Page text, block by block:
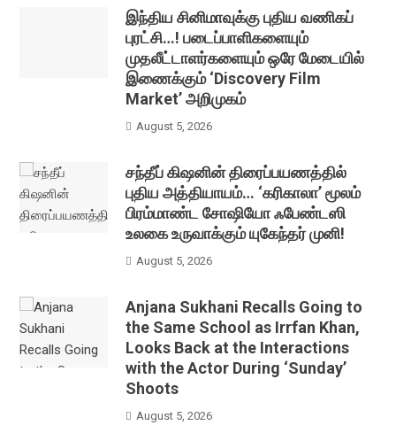
இந்திய சினிமாவுக்கு புதிய வணிகப்
புரட்சி…! படைப்பாளிகளையும்
முதலீட்டாளர்களையும் ஒரே மேடையில்
இணைக்கும் ‘Discovery Film
Market’ அறிமுகம்
August 5, 2026
சந்தீப் கிஷனின் திரைப்பயணத்தில்
புதிய அத்தியாயம்… ‘கரிகாலா’ மூலம்
பிரம்மாண்ட சோஷியோ ஃபேண்டஸி
உலகை உருவாக்கும் யுகேந்தர் முனி!
August 5, 2026
Anjana Sukhani Recalls Going to
the Same School as Irrfan Khan,
Looks Back at the Interactions
with the Actor During ‘Sunday’
Shoots
August 5, 2026